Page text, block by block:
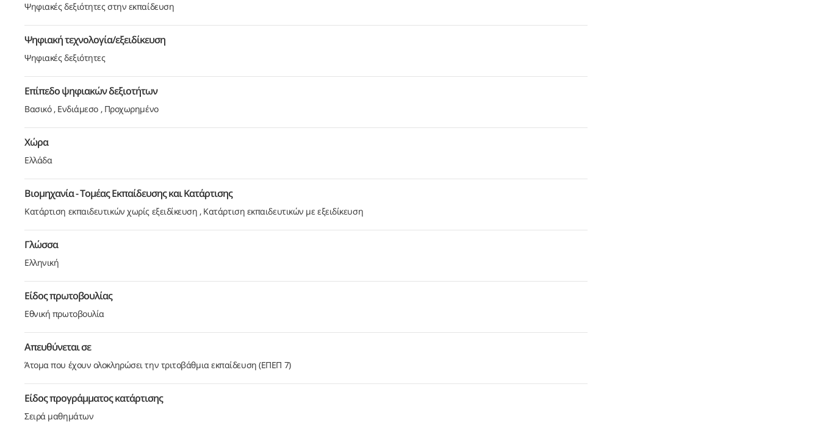
Ψηφιακές δεξιότητες στην εκπαίδευση
Ψηφιακή τεχνολογία/εξειδίκευση
Ψηφιακές δεξιότητες
Επίπεδο ψηφιακών δεξιοτήτων
Βασικό Ενδιάμεσο Προχωρημένο
Χώρα
Ελλάδα
Βιομηχανία - Τομέας Εκπαίδευσης και Κατάρτισης
Κατάρτιση εκπαιδευτικών χωρίς εξειδίκευση Κατάρτιση εκπαιδευτικών με εξειδίκευση
Γλώσσα
Ελληνική
Είδος πρωτοβουλίας
Εθνική πρωτοβουλία
Απευθύνεται σε
Άτομα που έχουν ολοκληρώσει την τριτοβάθμια εκπαίδευση (ΕΠΕΠ 7)
Είδος προγράμματος κατάρτισης
Σειρά μαθημάτων